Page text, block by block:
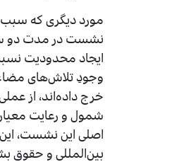
مورد دیگری که
نشست در مدت دو
ایجاد محدودیت
وجودِ تلاش‌های
خرج داده‌اند، از
شمول و رعایت
اصلی این نشست،
بین‌المللی و حقوق